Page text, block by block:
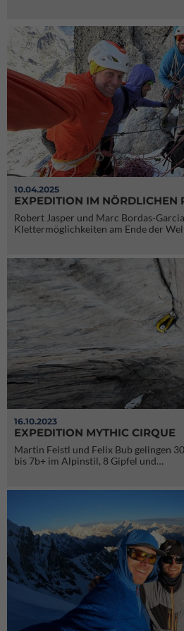
10.04.2025
EXPEDITION IM NÖRDLICHEN
Robert Jasper und Marc Bordas-
Klettermöglichkeiten am Ende der
16.10.2023
EXPEDITION MYTHIC CIRQUE
Martin Feistl und Felix Bub gelingen
bis 7b+ im Alpinstil, 8 Gipfel und…